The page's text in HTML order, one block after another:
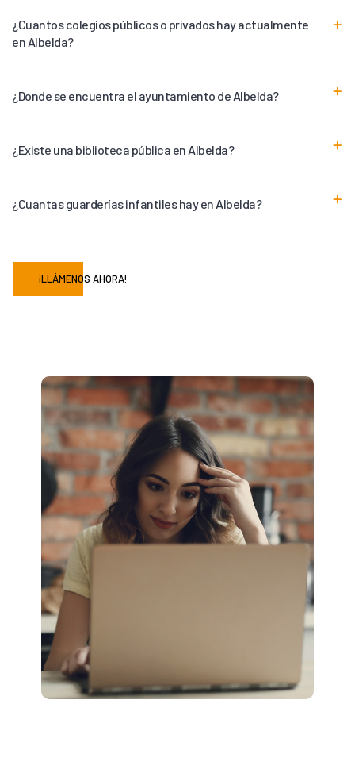
¿Cuantos colegios públicos o privados hay actualmente
en Albelda?
¿Donde se encuentra el ayuntamiento de Albelda?
¿Existe una biblioteca pública en Albelda?
¿Cuantas guarderías infantiles hay en Albelda?
¡LLÁMENOS AHORA!